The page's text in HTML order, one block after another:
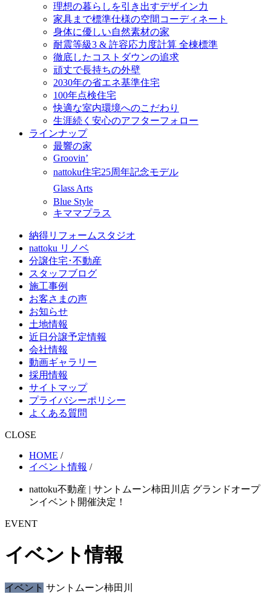
理想の暮らしを引き出すデザイン力
家具まで標準仕様の空間コーディネート
身体に優しい自然素材の家
耐震等級3 & 許容応力度計算 全棟標準
徹底したコストダウンの追求
頑丈で長持ちの外壁
2030年の省エネ基準住宅
100年点検住宅
快適な室内環境へのこだわり
生涯続く安心のアフターフォロー
ラインナップ
最響の家
Groovin’
nattoku住宅25周年記念モデル
Glass Arts
Blue Style
キママプラス
納得リフォームスタジオ
nattoku リノベ
分譲住宅･不動産
スタッフブログ
施工事例
お客さまの声
お知らせ
土地情報
近日分譲予定情報
会社情報
動画ギャラリー
採用情報
サイトマップ
プライバシーポリシー
よくある質問
CLOSE
HOME /
イベント情報 /
nattoku不動産 | サントムーン柿田川店 グランドオープ
ンイベント開催決定！
EVENT
イベント情報
イベント サントムーン柿田川